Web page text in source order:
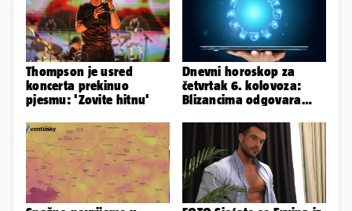
Thompson je usred
koncerta prekinuo
pjesmu: 'Zovite hitnu'
Dnevni horoskop za
četvrtak 6. kolovoza:
Blizancima odgovara